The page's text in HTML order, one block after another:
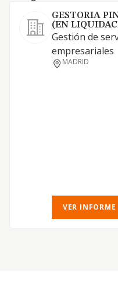
GESTORIA
(EN
Gestión de
empresariales
MADRID
VER INFORME